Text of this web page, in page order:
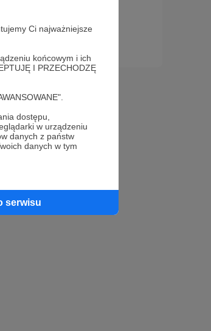
Ci najważniejsze
końcowym i ich
I PRZECHODZĘ
dostępu,
w urządzeniu
danych z państw
danych w tym
serwisu
Patronem!